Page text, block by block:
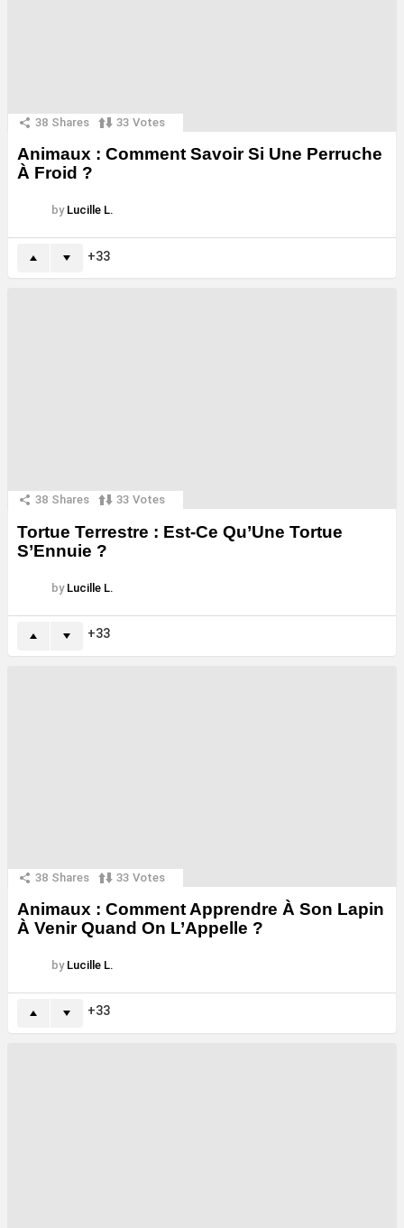
38 Shares 33 Votes
Animaux : Comment Savoir Si Une Perruche
À Froid ?
by Lucille L.
33
38 Shares 33 Votes
Tortue Terrestre : Est-Ce Qu’Une Tortue
S’Ennuie ?
by Lucille L.
33
38 Shares 33 Votes
Animaux : Comment Apprendre À Son Lapin
À Venir Quand On L’Appelle ?
by Lucille L.
33